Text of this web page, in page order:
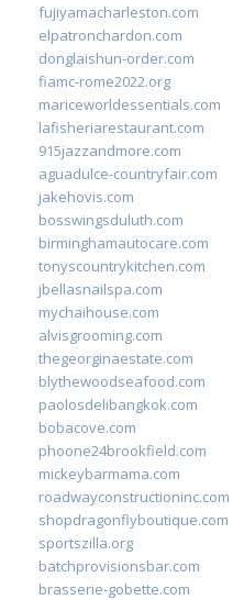
fujiyamacharleston.com
elpatronchardon.com
donglaishun-order.com
fiamc-rome2022.org
mariceworldessentials.com
lafisheriarestaurant.com
915jazzandmore.com
aguadulce-countryfair.com
jakehovis.com
bosswingsduluth.com
birminghamautocare.com
tonyscountrykitchen.com
jbellasnailspa.com
mychaihouse.com
alvisgrooming.com
thegeorginaestate.com
blythewoodseafood.com
paolosdelibangkok.com
bobacove.com
phoone24brookfield.com
mickeybarmama.com
roadwayconstructioninc.com
shopdragonflyboutique.com
sportszilla.org
batchprovisionsbar.com
brasserie-gobette.com